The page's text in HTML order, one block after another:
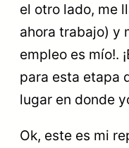
el otro lado, me
ahora trabajo) y
empleo es mío!.
para esta etapa
lugar en donde
Ok, este es mi